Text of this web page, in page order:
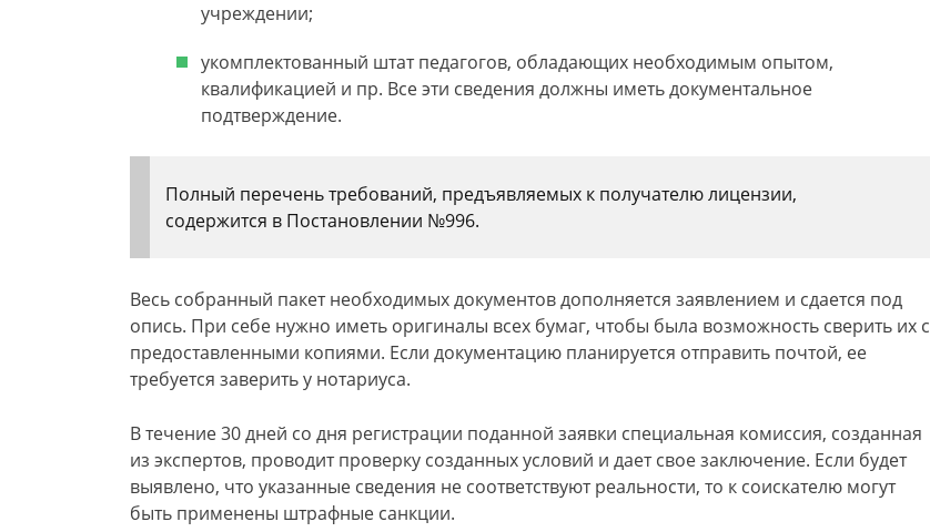
учреждении;
укомплектованный штат педагогов, обладающих необходимым опытом,
квалификацией и пр. Все эти сведения должны иметь документальное
подтверждение.
Полный перечень требований, предъявляемых к получателю лицензии,
содержится в Постановлении №996.
Весь собранный пакет необходимых документов дополняется заявлением и сдается под
опись. При себе нужно иметь оригиналы всех бумаг, чтобы была возможность сверить их с
предоставленными копиями. Если документацию планируется отправить почтой, ее
требуется заверить у нотариуса.
В течение 30 дней со дня регистрации поданной заявки специальная комиссия, созданная
из экспертов, проводит проверку созданных условий и дает свое заключение. Если будет
выявлено, что указанные сведения не соответствуют реальности, то к соискателю могут
быть применены штрафные санкции.